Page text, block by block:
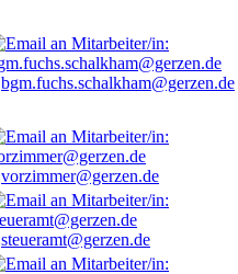
bgm.fuchs.schalkham@gerzen.de
vorzimmer@gerzen.de
steueramt@gerzen.de